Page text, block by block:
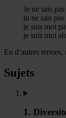
Je ne sais
tu ne sais
je suis moi
je suis moi
En d’autres termes,
Sujets
1.